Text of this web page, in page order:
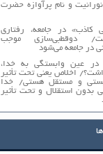
و نام پرآوازه حضرت
کاذب» در جامعه، رفتاری
دوقطبی‌سازی موجب
در جامعه می‌شود
عین وابستگی به خدا،
اخلاص یعنی تحت تأثیر
و مستقل هستی/ خدا
بدون استقلال و تحت تأثیر